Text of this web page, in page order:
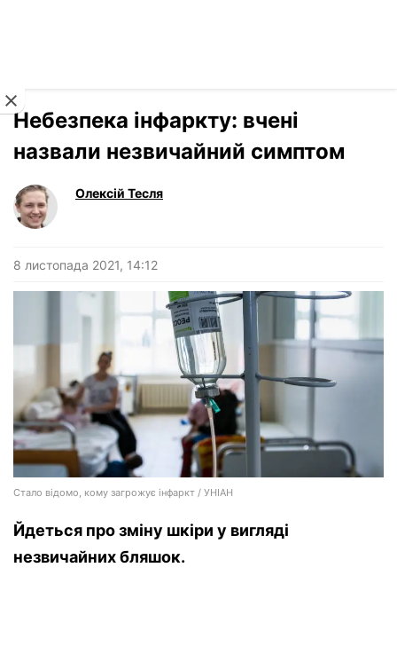
Небезпека інфаркту: вчені
назвали незвичайний симптом
Олексій Тесля
8 листопада 2021, 14:12
Стало відомо, кому загрожує інфаркт / УНІАН
Йдеться про зміну шкіри у вигляді
незвичайних бляшок.